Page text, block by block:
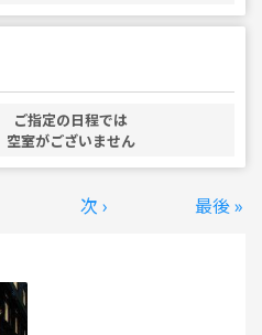
ご指定の日程では
空室がございません
次 › 最後 »